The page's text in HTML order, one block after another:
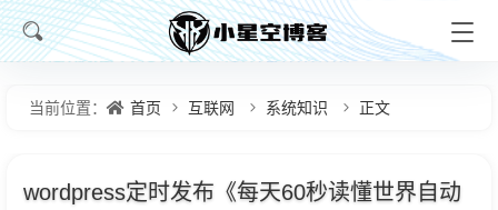
当前位置： 首页 互联网 系统知识 正文
wordpress定时发布《每天60秒读懂世界自动